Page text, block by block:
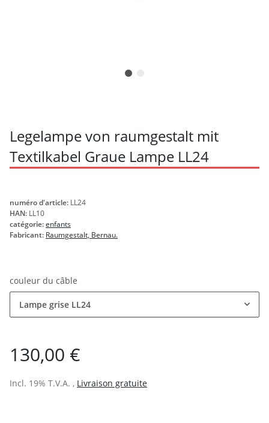
Legelampe von raumgestalt mit
Textilkabel Graue Lampe LL24
numéro d'article: LL24
HAN: LL10
catégorie:enfants
Fabricant: Raumgestalt, Bernau.
couleur du câble
Lampe grise LL24
130,00 €
Incl. 19% T.V.A. , Livraison gratuite